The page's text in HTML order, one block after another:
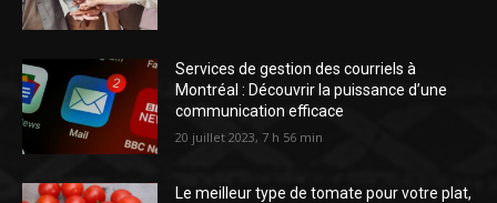
Services de gestion des courriels à
Montréal : Découvrir la puissance d’une
communication efficace
20 juillet 2023, 7 h 56 min
Le meilleur type de tomate pour votre plat,